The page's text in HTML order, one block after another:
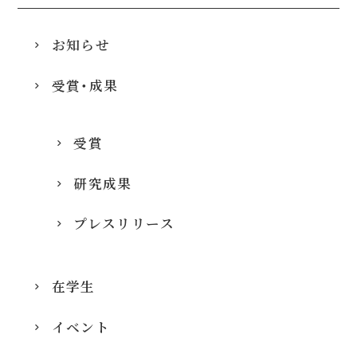
お知らせ
受賞・成果
受賞
研究成果
プレスリリース
在学生
イベント